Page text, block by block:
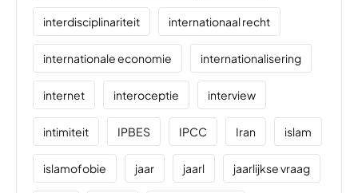
interdisciplinariteit internationaal recht
internationale economie internationalisering
internet interoceptie interview
intimiteit IPBES IPCC Iran islam
islamofobie jaar jaarl jaarlijkse vraag